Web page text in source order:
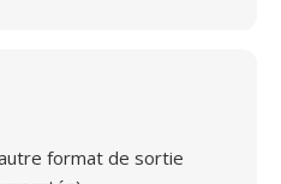
format de sortie